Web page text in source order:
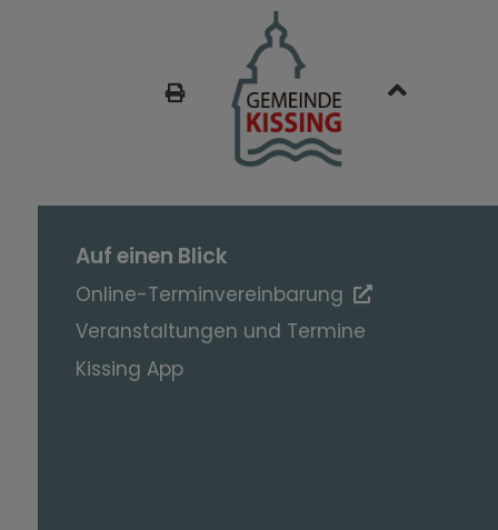
Auf einen Blick
Online-Terminvereinbarung
Veranstaltungen und Termine
Kissing App